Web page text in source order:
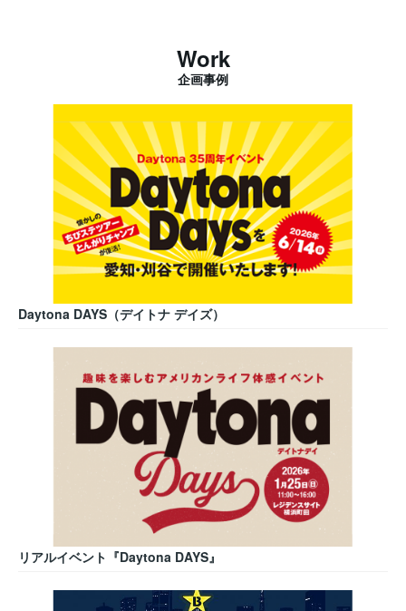
Work
企画事例
Daytona DAYS（デイトナ デイズ）
リアルイベント『Daytona DAYS』